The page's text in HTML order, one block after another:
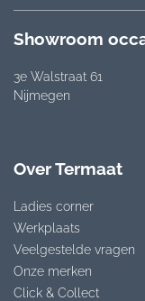
Showroom
3e Walstraat 61
Nijmegen
Over Termaat
Ladies corner
Werkplaats
Veelgestelde vragen
Onze merken
Click & Collect